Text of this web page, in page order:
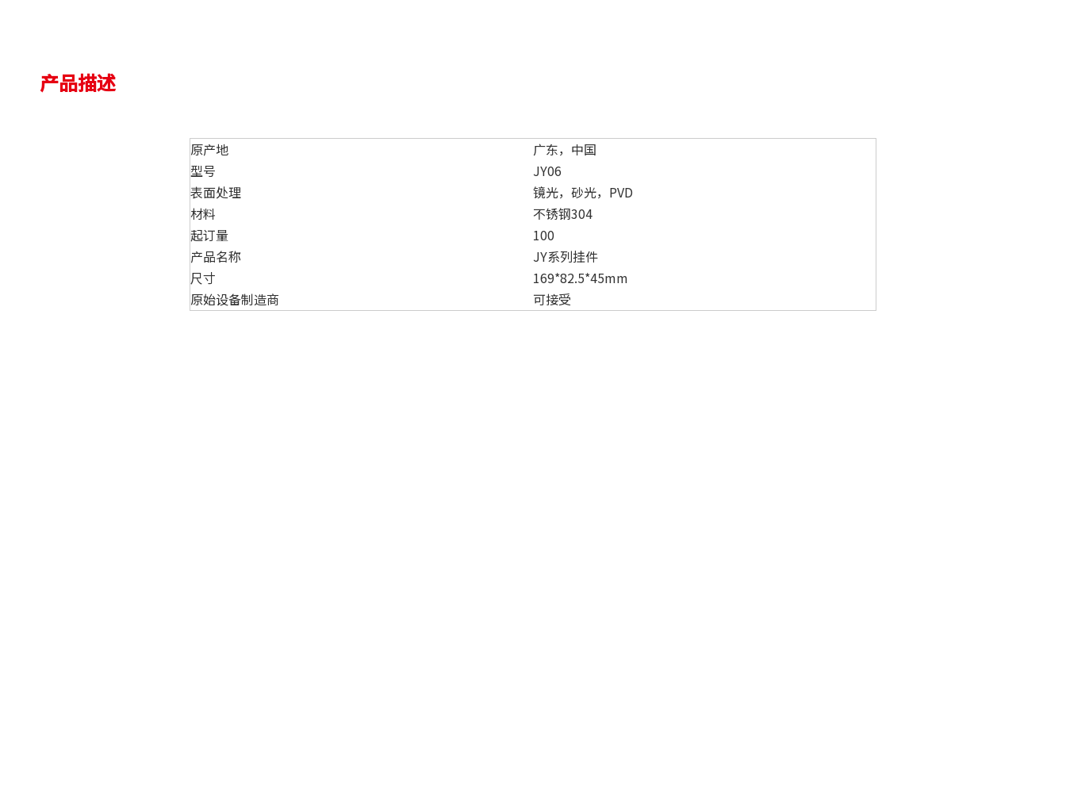
产品描述
原产地
广东，中国
型号
JY06
表面处理
镜光，砂光，PVD
材料
不锈钢304
起订量
100
产品名称
JY系列挂件
尺寸
169*82.5*45mm
原始设备制造商
可接受